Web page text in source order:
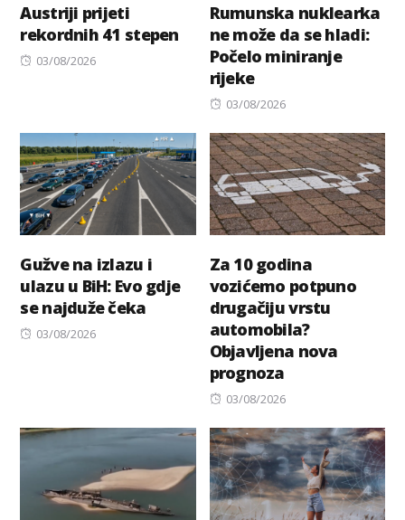
Austriji prijeti
rekordnih 41 stepen
Posted
03/08/2026
Rumunska nuklearka
ne može da se hladi:
Počelo miniranje
rijeke
Posted
03/08/2026
Gužve na izlazu i
ulazu u BiH: Evo gdje
se najduže čeka
Posted
03/08/2026
Za 10 godina
vozićemo potpuno
drugačiju vrstu
automobila?
Objavljena nova
prognoza
Posted
03/08/2026